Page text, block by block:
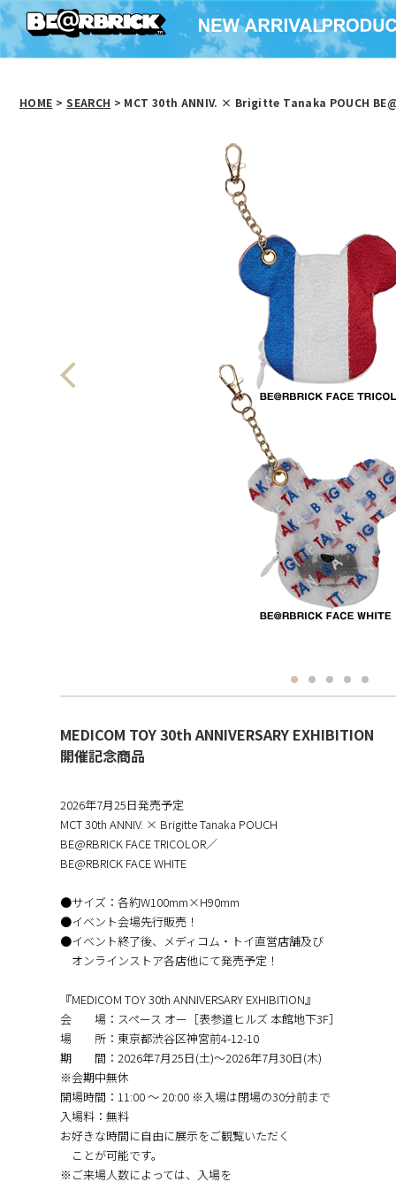
HOME > SEARCH > MCT 30th ANNIV. × Brigitte Tanaka POUCH
MEDICOM TOY 30th ANNIVERSARY EXHIBITION
開催記念商品
2026年7月25日発売予定
MCT 30th ANNIV. × Brigitte Tanaka POUCH
BE@RBRICK FACE TRICOLOR／
BE@RBRICK FACE WHITE
●サイズ：各約W100mm×H90mm
●イベント会場先行販売！
●イベント終了後、メディコム・トイ直営店舗及び
オンラインストア各店他にて発売予定！
『MEDICOM TOY 30th ANNIVERSARY EXHIBITION』
会 場：スペース オー［表参道ヒルズ 本館地下3F］
場 所：東京都渋谷区神宮前4-12-10
期 間：2026年7月25日(土)～2026年7月30日(木)
※会期中無休
開場時間：11:00 〜 20:00 ※入場は閉場の30分前まで
入場料：無料
お好きな時間に自由に展示をご観覧いただく
ことが可能です。
※ご来場人数によっては、入場を